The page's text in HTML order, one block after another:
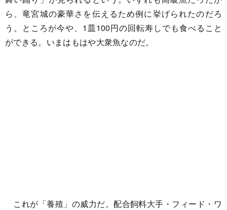
ら、竜宮城の豪華さを伝えるため例に挙げられたのだろ
う。ところが今や、1皿100円の回転寿しでも食べること
ができる。いまはもはや大衆魚なのだ。
これが「養殖」の威力だ。配合飼料大手・フィード・ワ